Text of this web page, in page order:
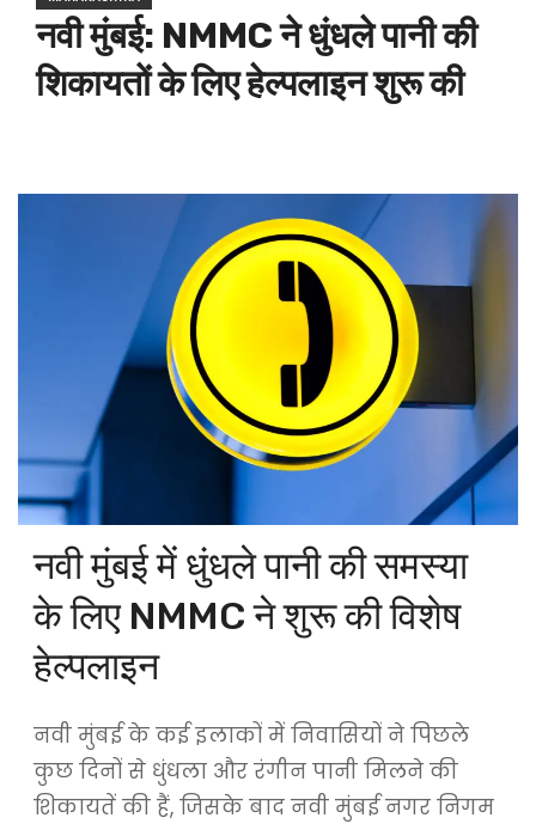
नवी मुंबई: NMMC ने धुंधले पानी की
शिकायतों के लिए हेल्पलाइन शुरू की
नवी मुंबई में धुंधले पानी की समस्या
के लिए NMMC ने शुरू की विशेष
हेल्पलाइन
नवी मुंबई के कई इलाकों में निवासियों ने पिछले
कुछ दिनों से धुंधला और रंगीन पानी मिलने की
शिकायतें की हैं, जिसके बाद नवी मुंबई नगर निगम